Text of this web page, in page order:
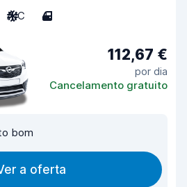
A/C 4
112,67 €
por dia
Cancelamento gratuito
bom
a oferta